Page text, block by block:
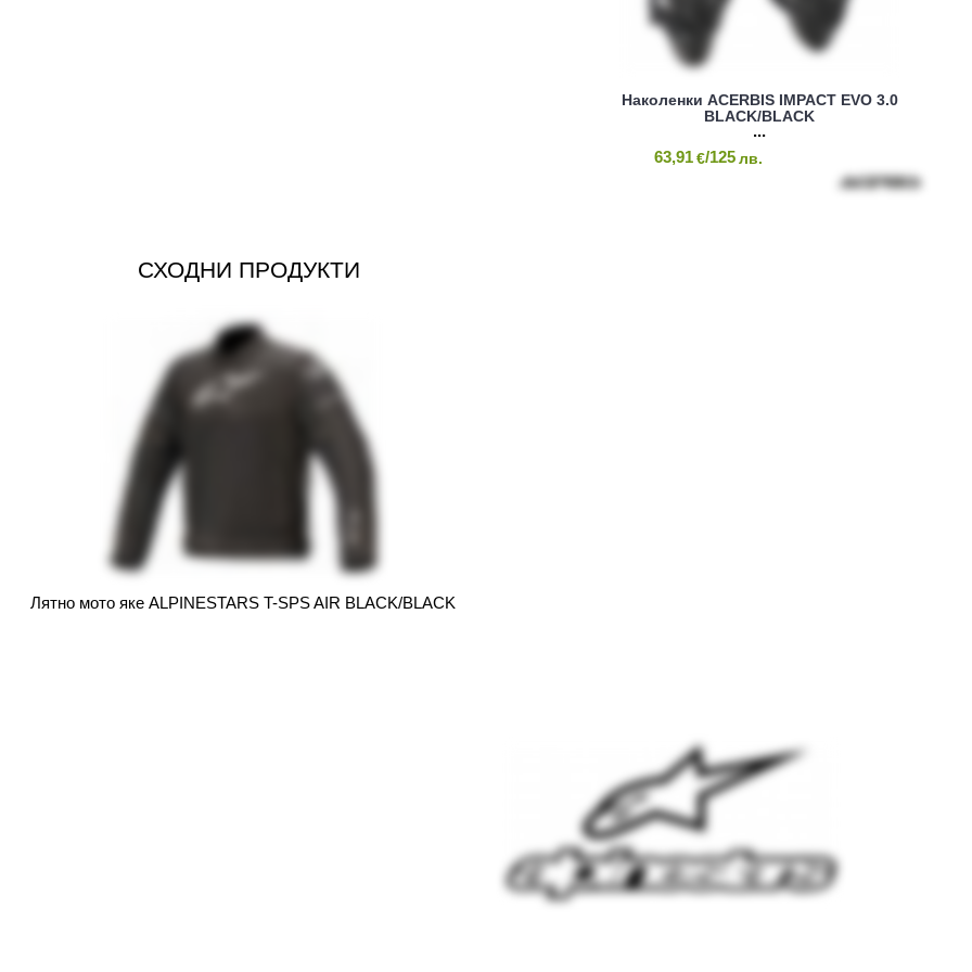
Наколенки ACERBIS IMPACT EVO 3.0
BLACK/BLACK
63,91 €/125 лв.
СХОДНИ ПРОДУКТИ
Лятно мото яке ALPINESTARS T-SPS AIR BLACK/BLACK